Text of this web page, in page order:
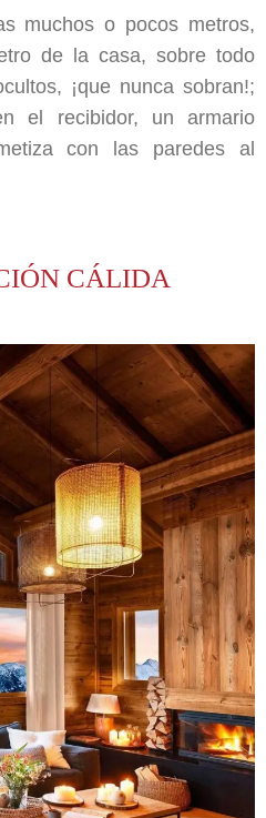
muchos o pocos metros,
de la casa, sobre todo
¡que nunca sobran!;
el recibidor, un armario
con las paredes al
CÁLIDA